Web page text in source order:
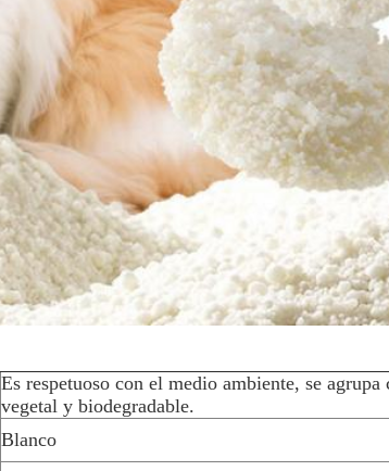
Es respetuoso con el medio ambiente, se
vegetal y biodegradable.
Blanco